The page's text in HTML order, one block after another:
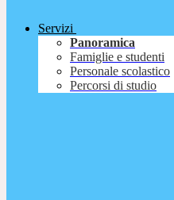
Servizi
Panoramica
Famiglie e studenti
Personale scolastico
Percorsi di studio